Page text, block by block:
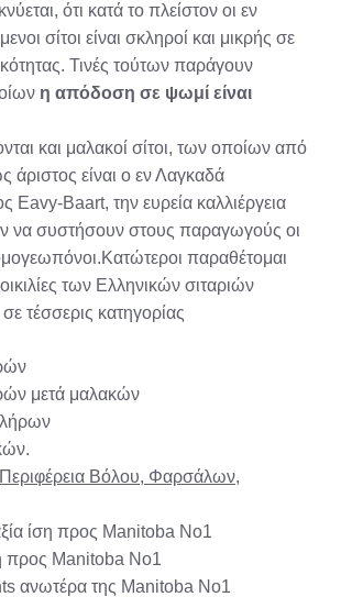
ότι κατά το πλείστον οι εν
σίτοι είναι σκληροί και μικρής σε
Τινές τούτων παράγουν
η απόδοση σε ψωμί είναι
και μαλακοί σίτοι, των οποίων από
είναι ο εν Λαγκαδά
Eavy-Baart, την ευρεία καλλιέργεια
να συστήσουν στους παραγωγούς οι
παραθέτομαι
των Ελληνικών σιταριών
τέσσερις κατηγορίας
μετά μαλακών
Περιφέρεια Βόλου, Φαρσάλων,
ίση προς Manitoba No1
προς Manitoba No1
ανωτέρα της Manitoba No1